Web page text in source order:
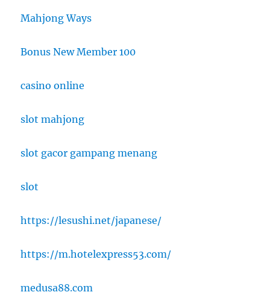
Mahjong Ways
Bonus New Member 100
casino online
slot mahjong
slot gacor gampang menang
slot
https://lesushi.net/japanese/
https://m.hotelexpress53.com/
medusa88.com